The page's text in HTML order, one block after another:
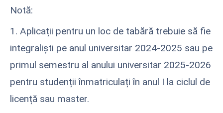
Notă:
1. Aplicații pentru un loc de tabără trebuie să fie
integraliști pe anul universitar 2024-2025 sau pe
primul semestru al anului universitar 2025-2026
pentru studenții înmatriculați în anul I la ciclul de
licență sau master.